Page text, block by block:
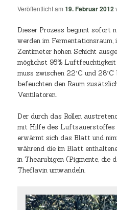
Veröffentlicht am19. Februar 2012
Dieser Prozess beginnt sofort
werden im Fermentationsraum,
Zentimeter hohen Schicht
möglichst 95%
muss zwischen 22°C und
befeuchten den Raum
Ventilatoren.
Der durch das Rollen
mit Hilfe des Luftsauerstoffes
erwärmt sich das Blatt und
während die im Blatt
in Thearubigen (Pigmente, die
Theflavin umwandeln.